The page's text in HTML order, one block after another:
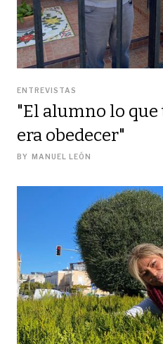
ENTREVISTAS
"El alumno lo
era obedecer"
BY MANUEL LEÓN